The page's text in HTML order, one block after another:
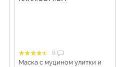
8
Маска с муцином улитки и